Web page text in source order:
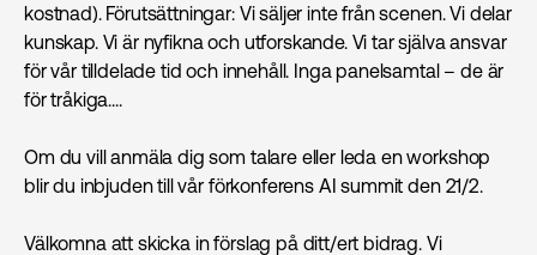
kostnad). Förutsättningar: Vi säljer inte från scenen. Vi delar
kunskap. Vi är nyfikna och utforskande. Vi tar själva ansvar
för vår tilldelade tid och innehåll. Inga panelsamtal – de är
för tråkiga....
Om du vill anmäla dig som talare eller leda en workshop
blir du inbjuden till vår förkonferens AI summit den 21/2.
Välkomna att skicka in förslag på ditt/ert bidrag. Vi